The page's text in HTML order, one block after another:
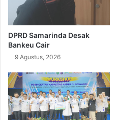
DPRD Samarinda Desak
Bankeu Cair
9 Agustus, 2026